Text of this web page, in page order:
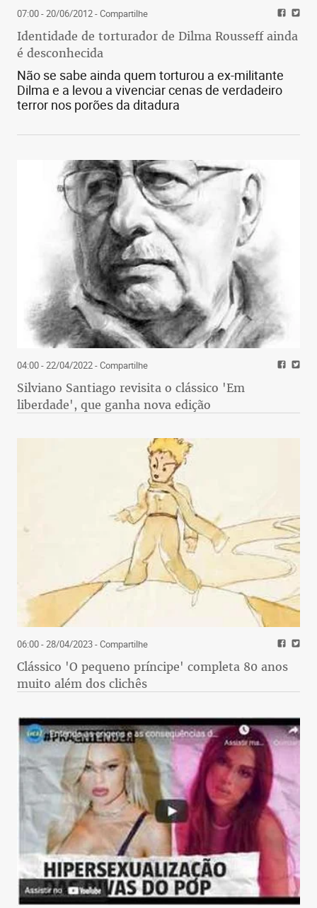
07:00 - 20/06/2012- Compartilhe
Identidade de torturador de Dilma Rousseff ainda
é desconhecida
Não se sabe ainda quem torturou a ex-militante
Dilma e a levou a vivenciar cenas de verdadeiro
terror nos porões da ditadura
04:00 - 22/04/2022- Compartilhe
Silviano Santiago revisita o clássico 'Em
liberdade', que ganha nova edição
06:00 - 28/04/2023- Compartilhe
Clássico 'O pequeno príncipe' completa 80 anos
muito além dos clichês